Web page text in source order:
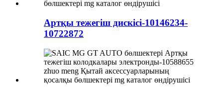
Артқы тежегіш дискісі-10146234-
10722872